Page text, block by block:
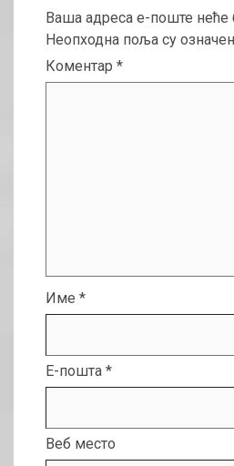
Ваша адреса е-поште неће
Неопходна поља су
Коментар *
Име *
Е-пошта *
Веб место